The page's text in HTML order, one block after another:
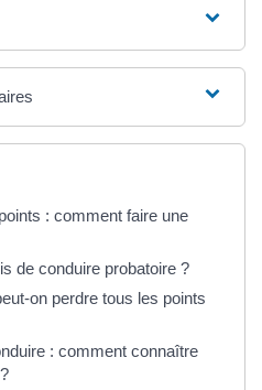
: comment faire une
de conduire probatoire ?
on perdre tous les points
: comment connaître